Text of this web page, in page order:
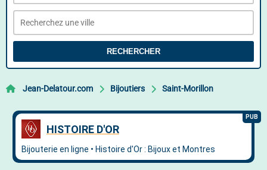
RECHERCHER
Jean-Delatour.com Bijoutiers Saint-Morillon